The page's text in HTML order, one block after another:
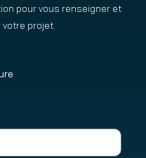
pour vous renseigner et
projet.